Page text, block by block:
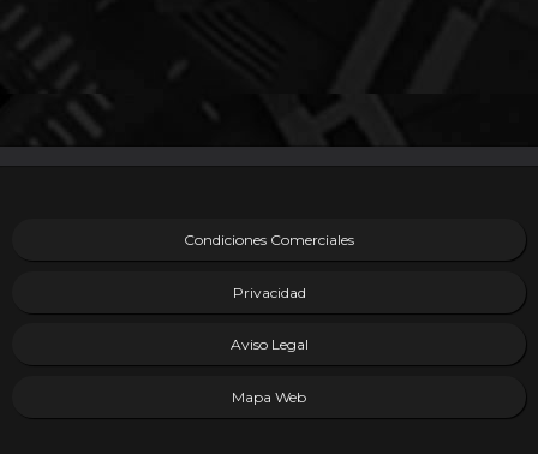
Condiciones Comerciales
Privacidad
Aviso Legal
Mapa Web